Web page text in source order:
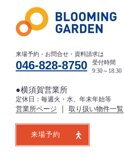
来場予約・お問合せ・資料請求は
046-828-8750
受付時間
9:30～18:30
●横須賀営業所
定休日：毎週火・水、年末年始等
営業所ページ 取り扱い物件一覧
来場予約